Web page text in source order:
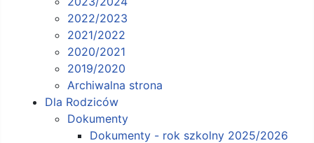
2022/2023
2021/2022
2020/2021
2019/2020
Archiwalna strona
Dla Rodziców
Dokumenty
Dokumenty - rok szkolny 2025/2026